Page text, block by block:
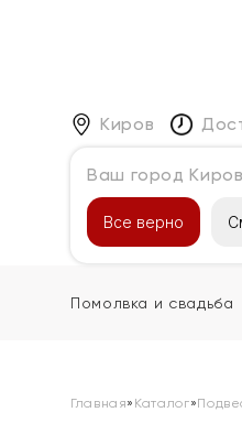
Киров
Ваш город
Все верно
Каталог
Помолвка и свадьба
Главная» Каталог»